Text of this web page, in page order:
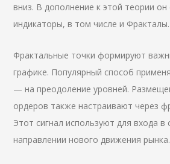
вниз. В дополнение к этой теории он
индикаторы, в том числе и Фракталы.
Фрактальные точки формируют
графике. Популярный способ
— на преодоление уровней.
ордеров также настраивают через
Этот сигнал используют для входа в
направлении нового движения рынка.